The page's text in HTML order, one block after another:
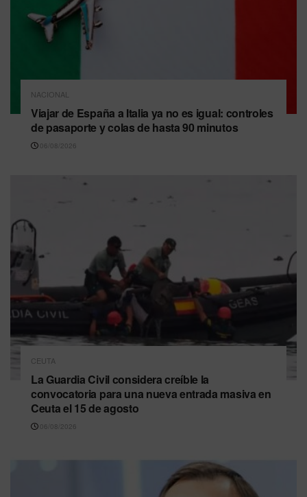
NACIONAL
Viajar de España a Italia ya no es igual: controles
de pasaporte y colas de hasta 90 minutos
06/08/2026
CEUTA
La Guardia Civil considera creíble la
convocatoria para una nueva entrada masiva en
Ceuta el 15 de agosto
06/08/2026